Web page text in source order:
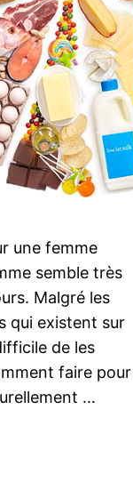
une femme
semble très
Malgré les
qui existent sur
de les
faire pour
…